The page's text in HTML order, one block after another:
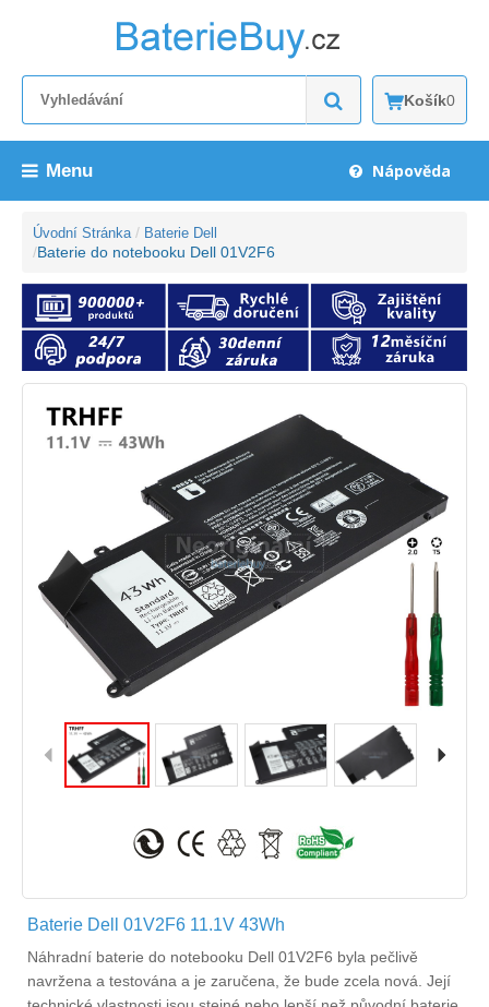
Košík0
Menu Nápověda
Úvodní Stránka Baterie Dell
Baterie do notebooku Dell 01V2F6
Baterie Dell 01V2F6 11.1V 43Wh
Náhradní baterie do notebooku Dell 01V2F6 byla pečlivě
navržena a testována a je zaručena, že bude zcela nová. Její